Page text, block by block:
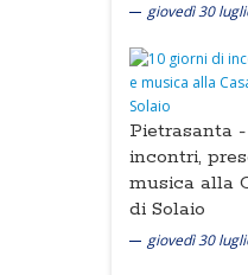
giovedì 30
Pietrasanta -
incontri,
musica alla
di Solaio
giovedì 30